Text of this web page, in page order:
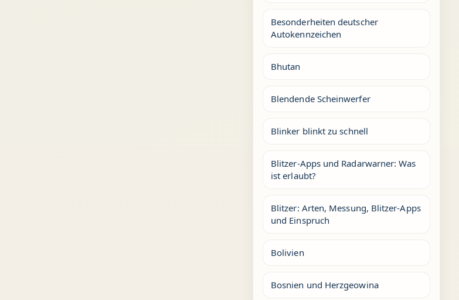
Besonderheiten deutscher
Autokennzeichen
Bhutan
Blendende Scheinwerfer
Blinker blinkt zu schnell
Blitzer-Apps und Radarwarner: Was
ist erlaubt?
Blitzer: Arten, Messung, Blitzer-Apps
und Einspruch
Bolivien
Bosnien und Herzgeowina